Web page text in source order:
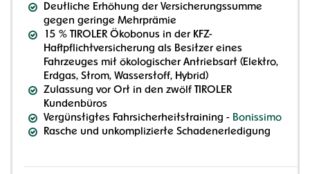
Deutliche Erhöhung der Versicherungssumme
gegen geringe Mehrprämie
15 % TIROLER Ökobonus in der KFZ-
Haftpflichtversicherung als Besitzer eines
Fahrzeuges mit ökologischer Antriebsart (Elektro,
Erdgas, Strom, Wasserstoff, Hybrid)
Zulassung vor Ort in den zwölf TIROLER
Kundenbüros
Vergünstigtes Fahrsicherheitstraining - Bonissimo
Rasche und unkomplizierte Schadenerledigung